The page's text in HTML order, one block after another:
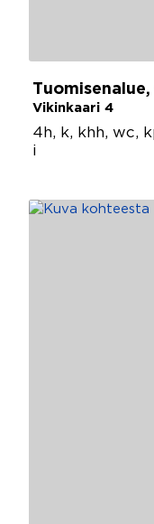
Vikinkaari 4
4h, k, khh, wc,
i